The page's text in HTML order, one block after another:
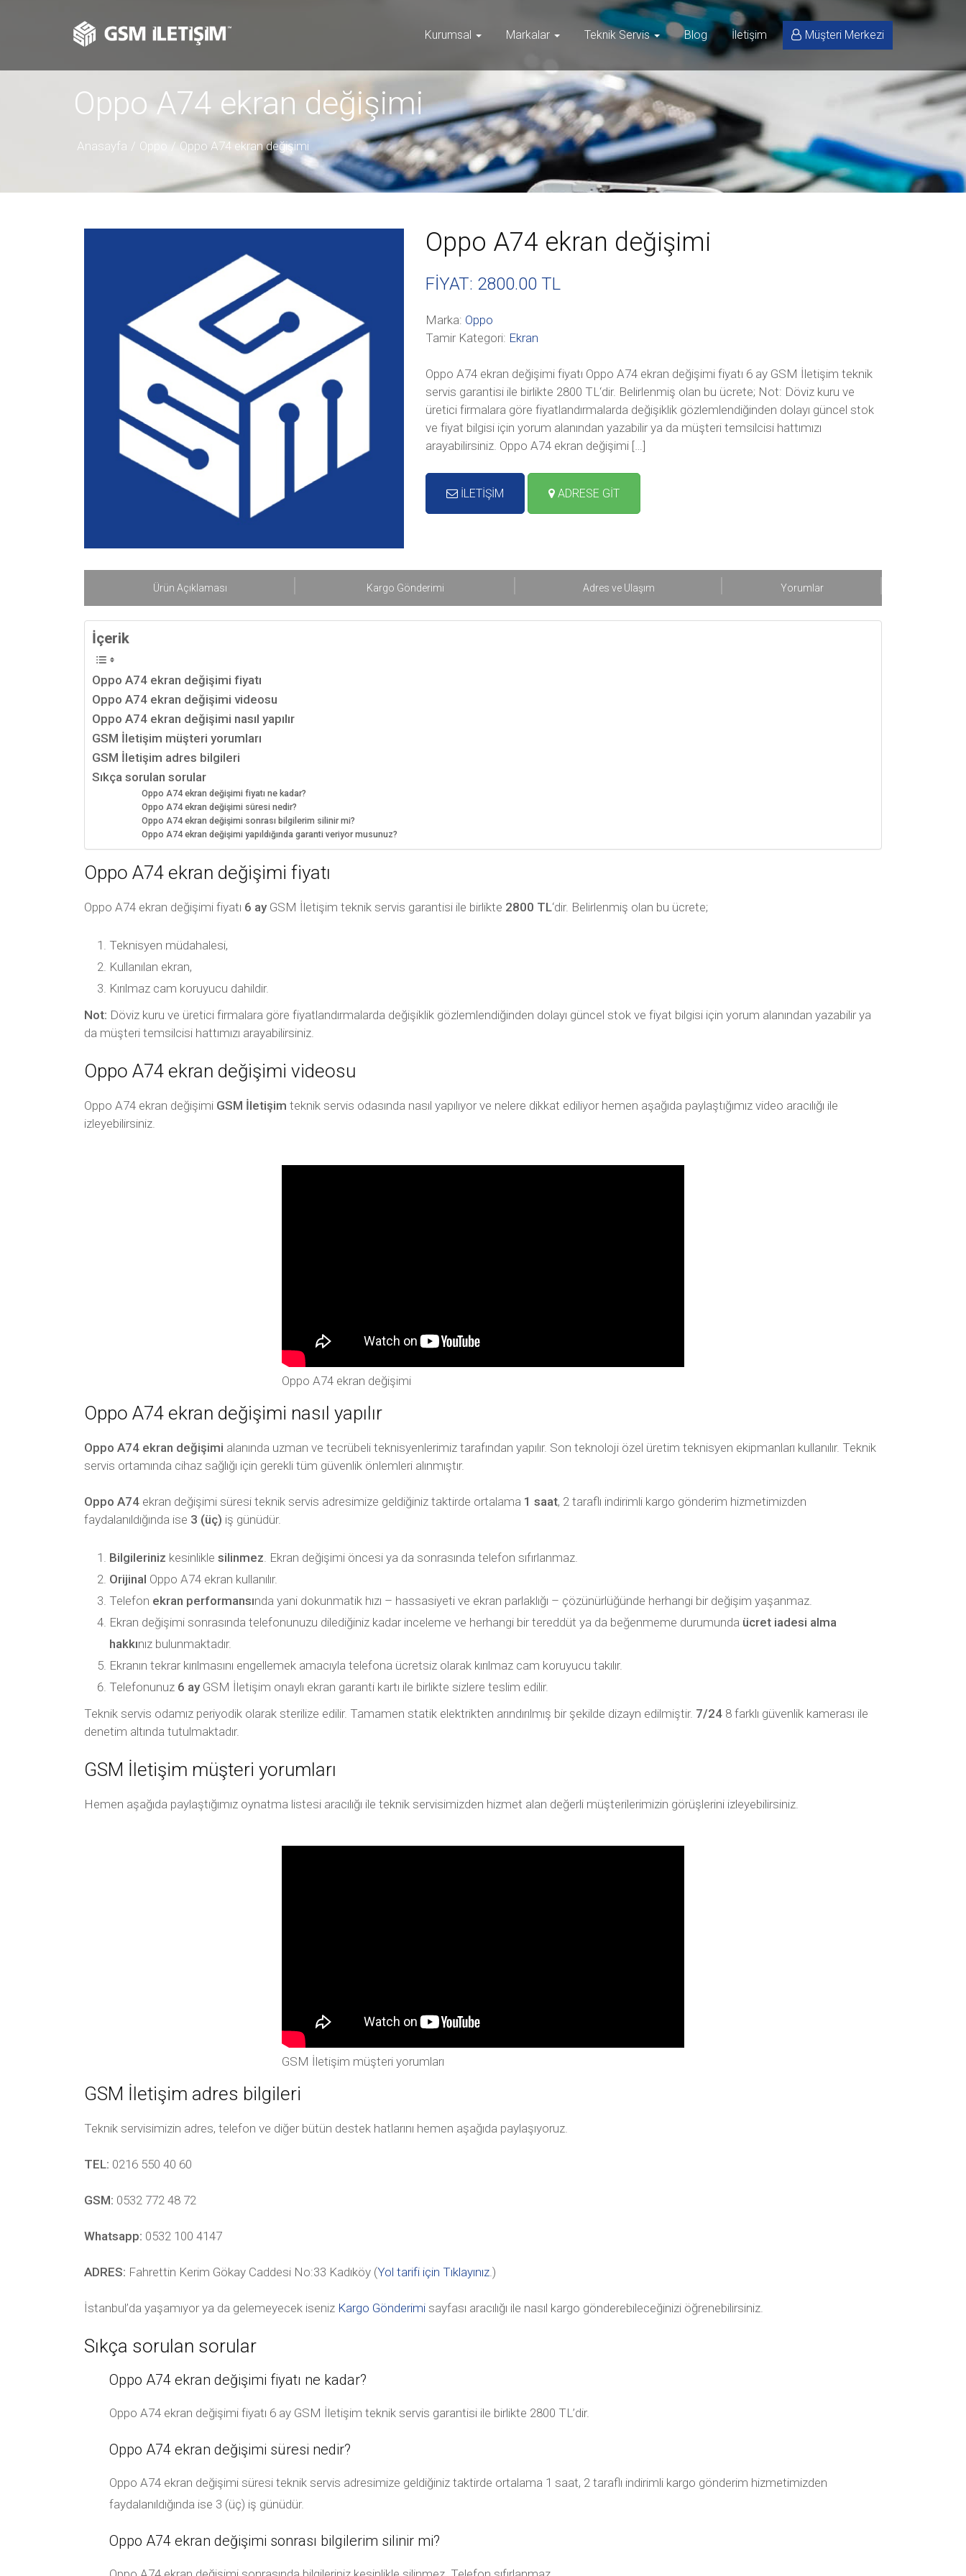
Kurumsal Markalar Teknik Servis Blog İletişim Müşteri Merkezi
Oppo A74 ekran değişimi
Anasayfa Oppo Oppo A74 ekran değişimi
Oppo A74 ekran değişimi
FİYAT: 2800.00 TL
Marka: Oppo
Tamir Kategori: Ekran
Oppo A74 ekran değişimi fiyatı Oppo A74 ekran değişimi fiyatı 6 ay GSM İletişim teknik
servis garantisi ile birlikte 2800 TL‘dir. Belirlenmiş olan bu ücrete; Not: Döviz kuru ve
üretici firmalara göre fiyatlandırmalarda değişiklik gözlemlendiğinden dolayı güncel stok
ve fiyat bilgisi için yorum alanından yazabilir ya da müşteri temsilcisi hattımızı
arayabilirsiniz. Oppo A74 ekran değişimi […]
İLETİŞİM ADRESE GİT
Ürün Açıklaması Kargo Gönderimi Adres ve Ulaşım Yorumlar
İçerik
Oppo A74 ekran değişimi fiyatı
Oppo A74 ekran değişimi videosu
Oppo A74 ekran değişimi nasıl yapılır
GSM İletişim müşteri yorumları
GSM İletişim adres bilgileri
Sıkça sorulan sorular
Oppo A74 ekran değişimi fiyatı ne kadar?
Oppo A74 ekran değişimi süresi nedir?
Oppo A74 ekran değişimi sonrası bilgilerim silinir mi?
Oppo A74 ekran değişimi yapıldığında garanti veriyor musunuz?
Oppo A74 ekran değişimi fiyatı
Oppo A74 ekran değişimi fiyatı 6 ayGSM İletişim teknik servis garantisi ile birlikte 2800 TL‘dir. Belirlenmiş olan bu ücrete;
Teknisyen müdahalesi,
Kullanılan ekran,
Kırılmaz cam koruyucu dahildir.
Not: Döviz kuru ve üretici firmalara göre fiyatlandırmalarda değişiklik gözlemlendiğinden dolayı güncel stok ve fiyat bilgisi için yorum alanından yazabilir ya
da müşteri temsilcisi hattımızı arayabilirsiniz.
Oppo A74 ekran değişimi videosu
Oppo A74 ekran değişimi GSM İletişim teknik servis odasında nasıl yapılıyor ve nelere dikkat ediliyor hemen aşağıda paylaştığımız video aracılığı ile
izleyebilirsiniz.
Oppo A74 ekran değişimi
Oppo A74 ekran değişimi nasıl yapılır
Oppo A74 ekran değişimi alanında uzman ve tecrübeli teknisyenlerimiz tarafından yapılır. Son teknoloji özel üretim teknisyen ekipmanları kullanılır. Teknik
servis ortamında cihaz sağlığı için gerekli tüm güvenlik önlemleri alınmıştır.
Oppo A74 ekran değişimi süresi teknik servis adresimize geldiğiniz taktirde ortalama 1 saat, 2 taraflı indirimli kargo gönderim hizmetimizden
faydalanıldığında ise 3 (üç) iş günüdür.
Bilgileriniz kesinlikle silinmez. Ekran değişimi öncesi ya da sonrasında telefon sıfırlanmaz.
Orijinal Oppo A74 ekran kullanılır.
Telefon ekran performansında yani dokunmatik hızı – hassasiyeti ve ekran parlaklığı – çözünürlüğünde herhangi bir değişim yaşanmaz.
Ekran değişimi sonrasında telefonunuzu dilediğiniz kadar inceleme ve herhangi bir tereddüt ya da beğenmeme durumunda ücret iadesi alma
hakkınız bulunmaktadır.
Ekranın tekrar kırılmasını engellemek amacıyla telefona ücretsiz olarak kırılmaz cam koruyucu takılır.
Telefonunuz 6 ayGSM İletişim onaylı ekran garanti kartı ile birlikte sizlere teslim edilir.
Teknik servis odamız periyodik olarak sterilize edilir. Tamamen statik elektrikten arındırılmış bir şekilde dizayn edilmiştir. 7/24 8 farklı güvenlik kamerası ile
denetim altında tutulmaktadır.
GSM İletişim müşteri yorumları
Hemen aşağıda paylaştığımız oynatma listesi aracılığı ile teknik servisimizden hizmet alan değerli müşterilerimizin görüşlerini izleyebilirsiniz.
GSM İletişim müşteri yorumları
GSM İletişim adres bilgileri
Teknik servisimizin adres, telefon ve diğer bütün destek hatlarını hemen aşağıda paylaşıyoruz.
TEL: 0216 550 40 60
GSM: 0532 772 48 72
Whatsapp: 0532 100 4147
ADRES: Fahrettin Kerim Gökay Caddesi No:33 Kadıköy (Yol tarifi için Tıklayınız.)
İstanbul’da yaşamıyor ya da gelemeyecek iseniz Kargo Gönderimi sayfası aracılığı ile nasıl kargo gönderebileceğinizi öğrenebilirsiniz.
Sıkça sorulan sorular
Oppo A74 ekran değişimi fiyatı ne kadar?
Oppo A74 ekran değişimi fiyatı 6 ay GSM İletişim teknik servis garantisi ile birlikte 2800 TL’dir.
Oppo A74 ekran değişimi süresi nedir?
Oppo A74 ekran değişimi süresi teknik servis adresimize geldiğiniz taktirde ortalama 1 saat, 2 taraflı indirimli kargo gönderim hizmetimizden
faydalanıldığında ise 3 (üç) iş günüdür.
Oppo A74 ekran değişimi sonrası bilgilerim silinir mi?